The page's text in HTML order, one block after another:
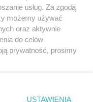
sp. z o.o.
usług. Za zgodą
możemy używać
oraz aktywnie
do celów
prywatność, prosimy
dolnym rogu strony
USTAWIENIA